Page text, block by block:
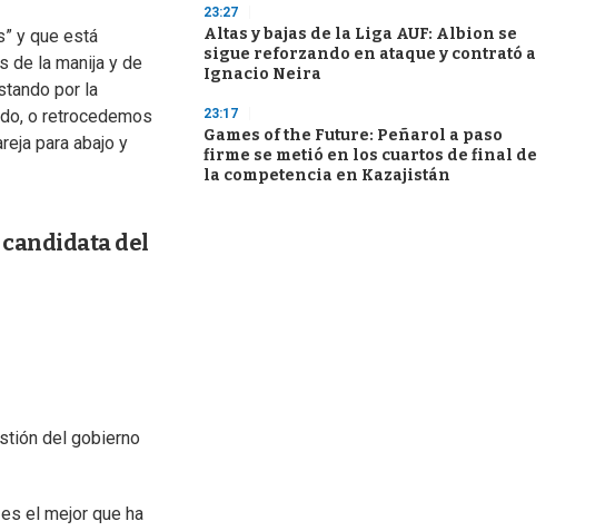
y que está
de la manija y de
por la
o retrocedemos
para abajo y
candidata del
del gobierno
el mejor que ha
23:27
Altas y bajas de la Liga AUF: Albion se
sigue reforzando en ataque y contrató a
Ignacio Neira
23:17
Games of the Future: Peñarol a paso
firme se metió en los cuartos de final de
la competencia en Kazajistán